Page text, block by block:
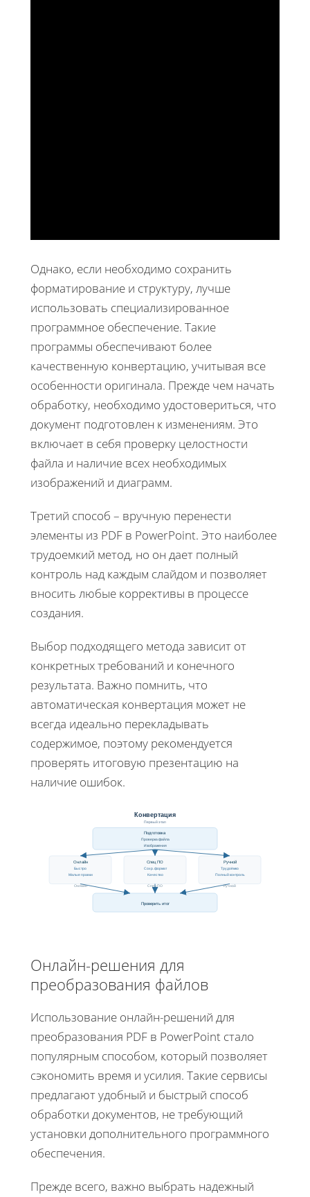
Однако, если необходимо сохранить
форматирование и структуру, лучше
использовать специализированное
программное обеспечение. Такие
программы обеспечивают более
качественную конвертацию, учитывая все
особенности оригинала. Прежде чем начать
обработку, необходимо удостовериться, что
документ подготовлен к изменениям. Это
включает в себя проверку целостности
файла и наличие всех необходимых
изображений и диаграмм.
Третий способ – вручную перенести
элементы из PDF в PowerPoint. Это наиболее
трудоемкий метод, но он дает полный
контроль над каждым слайдом и позволяет
вносить любые коррективы в процессе
создания.
Выбор подходящего метода зависит от
конкретных требований и конечного
результата. Важно помнить, что
автоматическая конвертация может не
всегда идеально перекладывать
содержимое, поэтому рекомендуется
проверять итоговую презентацию на
наличие ошибок.
Конвертация
Первый этап
Подготовка
Проверка файла
Изображения
Онлайн
Быстро
Малые правки
Спец ПО
Сохр. формат
Качество
Ручной
Трудоёмко
Полный контроль
Проверить итог
Онлайн Спец ПО Ручной
Онлайн-решения для
преобразования файлов
Использование онлайн-решений для
преобразования PDF в PowerPoint стало
популярным способом, который позволяет
сэкономить время и усилия. Такие сервисы
предлагают удобный и быстрый способ
обработки документов, не требующий
установки дополнительного программного
обеспечения.
Прежде всего, важно выбрать надежный